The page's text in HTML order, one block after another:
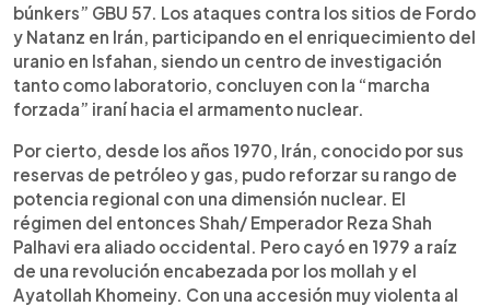
búnkers” GBU 57. Los ataques contra los sitios de Fordo
y Natanz en Irán, participando en el enriquecimiento del
uranio en Isfahan, siendo un centro de investigación
tanto como laboratorio, concluyen con la “marcha
forzada” iraní hacia el armamento nuclear.
Por cierto, desde los años 1970, Irán, conocido por sus
reservas de petróleo y gas, pudo reforzar su rango de
potencia regional con una dimensión nuclear. El
régimen del entonces Shah/ Emperador Reza Shah
Palhavi era aliado occidental. Pero cayó en 1979 a raíz
de una revolución encabezada por los mollah y el
Ayatollah Khomeiny. Con una accesión muy violenta al